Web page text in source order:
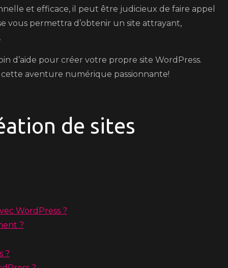
et efficace, il peut être judicieux de faire appel
vous permettra d’obtenir un site attrayant,
d’aide pour créer votre propre site WordPress.
aventure numérique passionnante!
de sites
WordPress ?
?
?